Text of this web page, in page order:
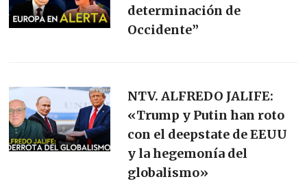
determinación de
Occidente”
NTV. ALFREDO JALIFE:
«Trump y Putin han roto
con el deepstate de EEUU
y la hegemonía del
globalismo»